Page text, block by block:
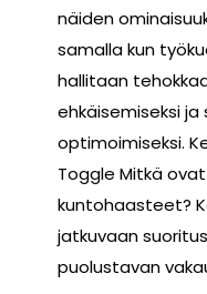
näiden
samalla kun
hallitaan
ehkäisemiseksi ja
optimoimiseksi.
Toggle Mitkä
kuntohaasteet?
jatkuvaan
puolustavan